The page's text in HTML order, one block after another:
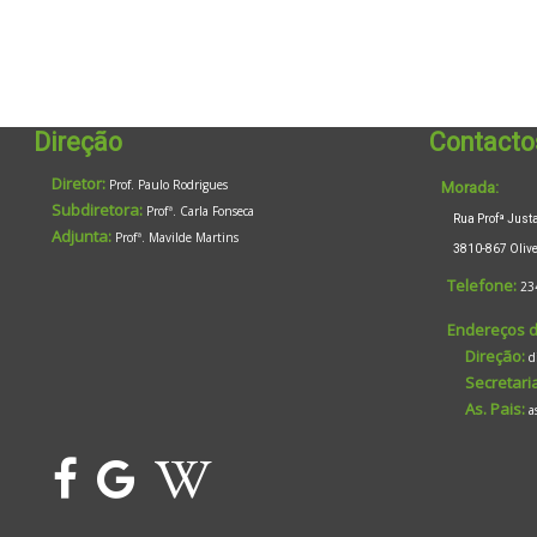
Direção
Diretor: Prof. Paulo Rodrigues
Subdiretora: Profª. Carla Fonseca
Adjunta: Profª. Mavilde Martins
Morada:
Rua Profª Justa
3810-867
Telefone:
Endereços
Direção:
As. Pais: